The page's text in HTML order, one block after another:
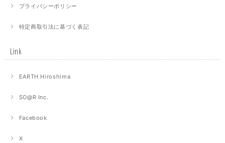
プライバシーポリシー
特定商取引法に基づく表記
Link
EARTH Hiroshima
SO@R Inc.
Facebook
X